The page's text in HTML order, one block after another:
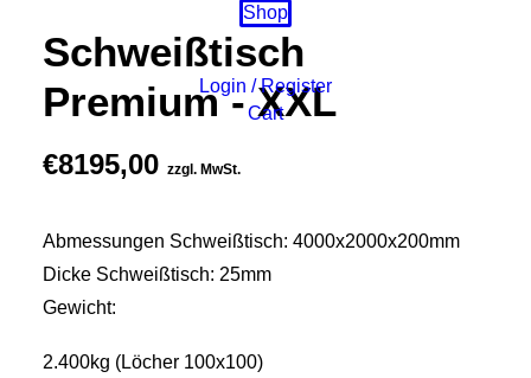
Shop
Login / Register
Cart
Schweißtisch
Premium - XXL
€8195,00 zzgl. MwSt.
Abmessungen Schweißtisch: 4000x2000x200mm
Dicke Schweißtisch: 25mm
Gewicht:
2.400kg (Löcher 100x100)